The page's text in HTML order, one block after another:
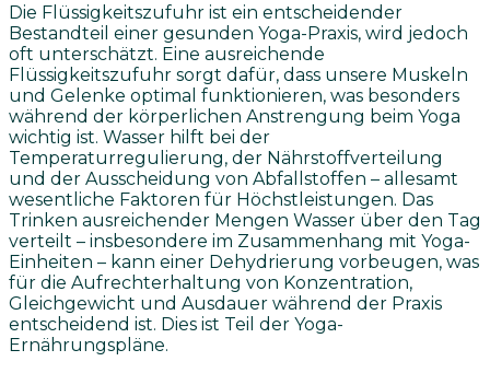
Die Flüssigkeitszufuhr ist ein entscheidender
Bestandteil einer gesunden Yoga-Praxis, wird jedoch
oft unterschätzt. Eine ausreichende
Flüssigkeitszufuhr sorgt dafür, dass unsere Muskeln
und Gelenke optimal funktionieren, was besonders
während der körperlichen Anstrengung beim Yoga
wichtig ist. Wasser hilft bei der
Temperaturregulierung, der Nährstoffverteilung
und der Ausscheidung von Abfallstoffen – allesamt
wesentliche Faktoren für Höchstleistungen. Das
Trinken ausreichender Mengen Wasser über den Tag
verteilt – insbesondere im Zusammenhang mit Yoga-
Einheiten – kann einer Dehydrierung vorbeugen, was
für die Aufrechterhaltung von Konzentration,
Gleichgewicht und Ausdauer während der Praxis
entscheidend ist. Dies ist Teil der Yoga-
Ernährungspläne.